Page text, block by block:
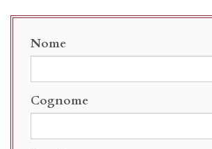
Nome
Cognome